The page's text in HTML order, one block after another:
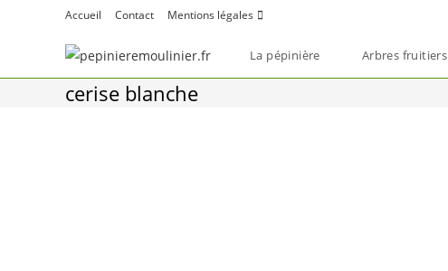
Accueil Contact Mentions légales
La pépinière Arbres fruitiers
cerise blanche